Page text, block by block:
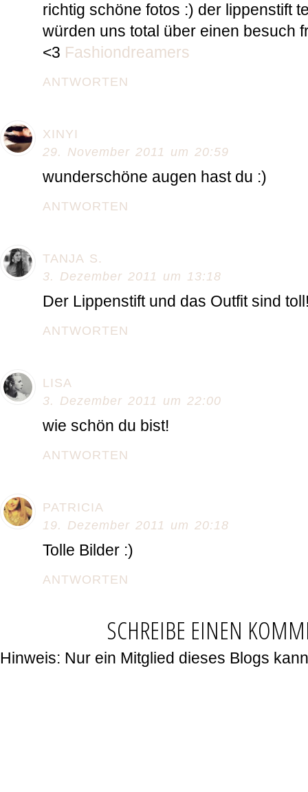
richtig schöne fotos :) der lippenstift
würden uns total über einen besuch
<3 Fashiondreamers
ANTWORTEN
XINYI
29. November 2011 um 20:59
wunderschöne augen hast du :)
ANTWORTEN
TANJA S.
3. Dezember 2011 um 13:18
Der Lippenstift und das Outfit sind
ANTWORTEN
LISA
3. Dezember 2011 um 22:00
wie schön du bist!
ANTWORTEN
PATRICIA
19. Dezember 2011 um 20:18
Tolle Bilder :)
ANTWORTEN
SCHREIBE EINEN
Hinweis: Nur ein Mitglied dieses Blogs